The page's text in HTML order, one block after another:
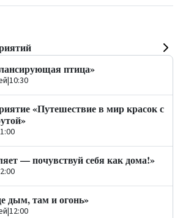
птица»
|10:30
«Путешествие в мир красок с
— почувствуй себя как дома!»
дым, там и огонь»
|12:00